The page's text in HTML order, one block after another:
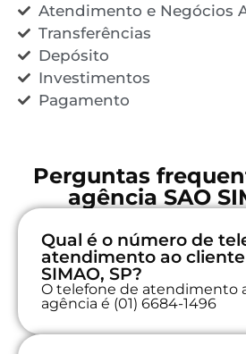
Atendimento e Negócios
Transferências
Depósito
Investimentos
Pagamento
Perguntas
agência SAO
Qual é o número de
atendimento ao cliente
SIMAO, SP?
O telefone de atendimento
agência é (01) 6684-1496